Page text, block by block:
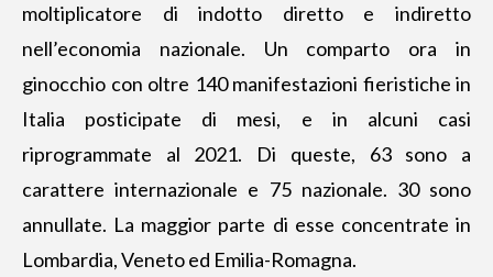
moltiplicatore di indotto diretto e indiretto
nell’economia nazionale. Un comparto ora in
ginocchio con oltre 140 manifestazioni fieristiche in
Italia posticipate di mesi, e in alcuni casi
riprogrammate al 2021. Di queste, 63 sono a
carattere internazionale e 75 nazionale. 30 sono
annullate. La maggior parte di esse concentrate in
Lombardia, Veneto ed Emilia-Romagna.